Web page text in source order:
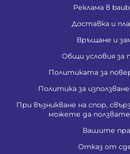
Реклама в
Доставка и
Връщане и
Общи условия за
Политиката за
Политика за
При възникване на спор,
можете да
Вашите
Отказ от